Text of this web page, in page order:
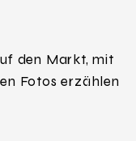
den Markt, mit
Fotos erzählen